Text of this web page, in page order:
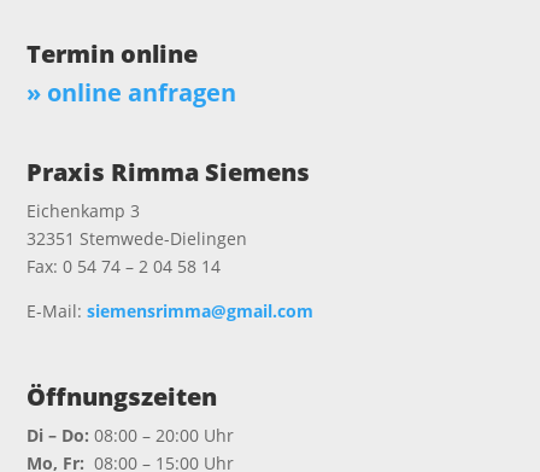
Termin online
» online anfragen
Praxis Rimma Siemens
Eichenkamp 3
32351 Stemwede-Dielingen
Fax: 0 54 74 – 2 04 58 14
E-Mail:siemensrimma@gmail.com
Öffnungszeiten
Di – Do: 08:00 – 20:00 Uhr
Mo, Fr: 08:00 – 15:00 Uhr